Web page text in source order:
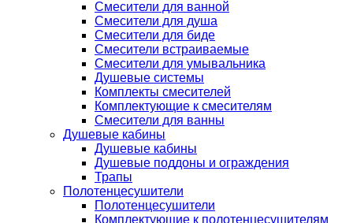
Смесители для ванной
Смесители для душа
Смесители для биде
Смесители встраиваемые
Смесители для умывальника
Душевые системы
Комплекты смесителей
Комплектующие к смесителям
Смесители для ванны
Душевые кабины
Душевые кабины
Душевые поддоны и ограждения
Трапы
Полотенцесушители
Полотенцесушители
Комплектующие к полотенцесушителям